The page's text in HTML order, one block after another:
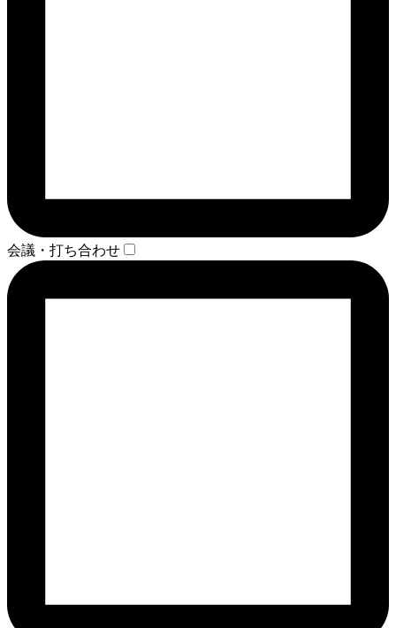
会議・打ち合わせ